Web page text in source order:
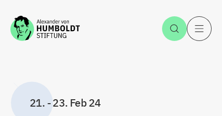
Zum Inhalt springen Suche
21. -23. Feb 24